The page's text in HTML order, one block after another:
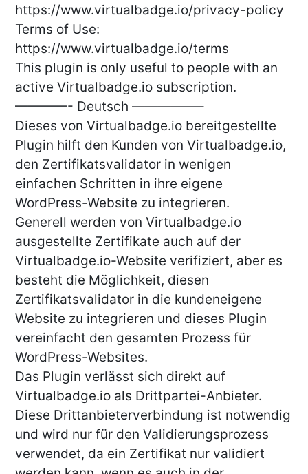
https://www.virtualbadge.io/privacy-policy
Terms of Use:
https://www.virtualbadge.io/terms
This plugin is only useful to people with an
active Virtualbadge.io subscription.
————- Deutsch —————–
Dieses von Virtualbadge.io bereitgestellte
Plugin hilft den Kunden von Virtualbadge.io,
den Zertifikatsvalidator in wenigen
einfachen Schritten in ihre eigene
WordPress-Website zu integrieren.
Generell werden von Virtualbadge.io
ausgestellte Zertifikate auch auf der
Virtualbadge.io-Website verifiziert, aber es
besteht die Möglichkeit, diesen
Zertifikatsvalidator in die kundeneigene
Website zu integrieren und dieses Plugin
vereinfacht den gesamten Prozess für
WordPress-Websites.
Das Plugin verlässt sich direkt auf
Virtualbadge.io als Drittpartei-Anbieter.
Diese Drittanbieterverbindung ist notwendig
und wird nur für den Validierungsprozess
verwendet, da ein Zertifikat nur validiert